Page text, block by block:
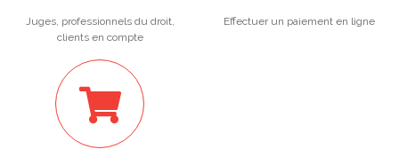
Juges, professionnels du droit,
clients en compte
Effectuer un paiement en ligne